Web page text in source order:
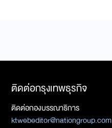
ติดต่อกรุงเทพธุรกิจ
ติดต่อกองบรรณาธิการ
ktwebeditor@nationgroup.com